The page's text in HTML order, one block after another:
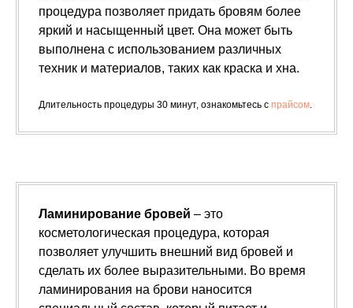
процедура позволяет придать бровям более
яркий и насыщенный цвет. Она может быть
выполнена с использованием различных
техник и материалов, таких как краска и хна.
Длительность процедуры 30 минут, ознакомьтесь с прайсом.
Ламинирование бровей – это
косметологическая процедура, которая
позволяет улучшить внешний вид бровей и
сделать их более выразительными. Во время
ламинирования на брови наносится